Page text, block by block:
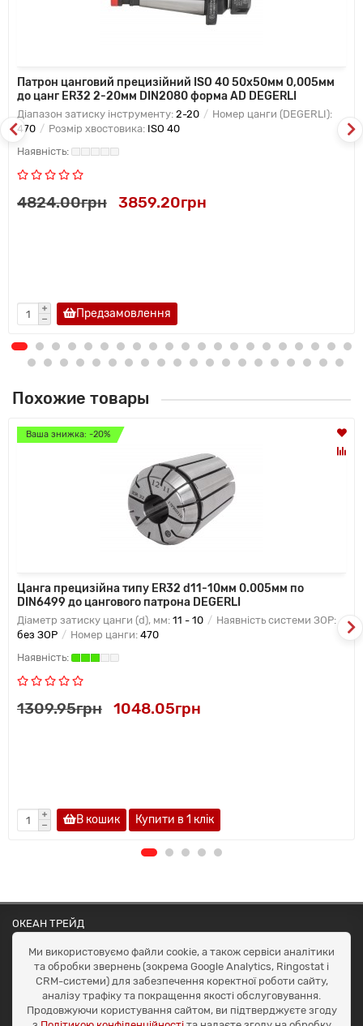
Патрон цанговий прецизійний ISO 40 50x50мм 0,005мм
до цанг ER32 2-20мм DIN2080 форма AD DEGERLI
Діапазон затиску інструменту: 2-20
Номер цанги (DEGERLI):
470
Розмір хвостовика: ISO 40
4824.00грн 3859.20грн
Предзамовлення
Похожие товары
Ваша знижка: -20%
Цанга прецизійна типу ER32 d11-10мм 0.005мм по
DIN6499 до цангового патрона DEGERLI
Діаметр затиску цанги (d), мм: 11 - 10
Наявність системи ЗОР:
без ЗОР
Номер цанги: 470
1309.95грн 1048.05грн
В кошик Купити в 1 клiк
ОКЕАН ТРЕЙД
Доставка та оплата
Наші контакти
Умови повернення
+38 (099) 452-20-02
+38 (098) 492-20-02
Ми використовуємо файли cookie, а також сервіси аналітики
та обробки звернень (зокрема Google Analytics, Ringostat і
CRM-системи) для забезпечення коректної роботи сайту,
аналізу трафіку та покращення якості обслуговування.
Продовжуючи користування сайтом, ви підтверджуєте згоду